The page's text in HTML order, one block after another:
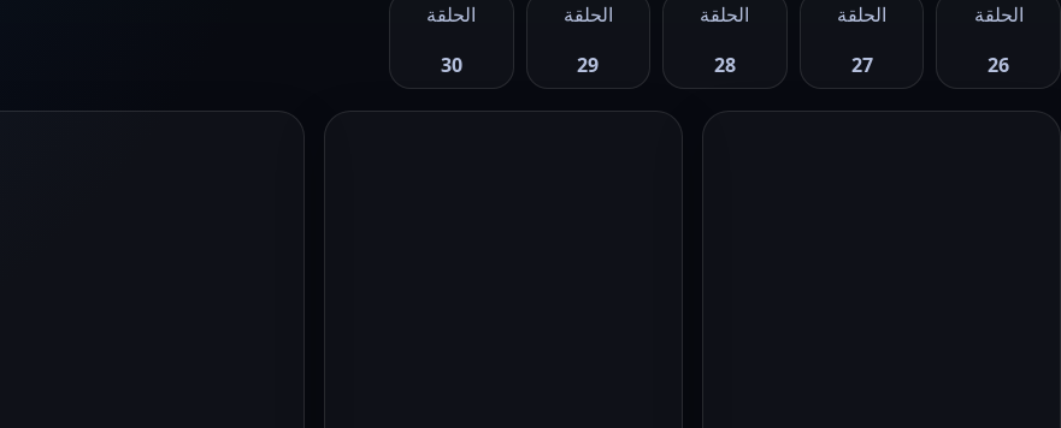
الحلقة
26
الحلقة
27
الحلقة
28
الحلقة
29
الحلقة
30